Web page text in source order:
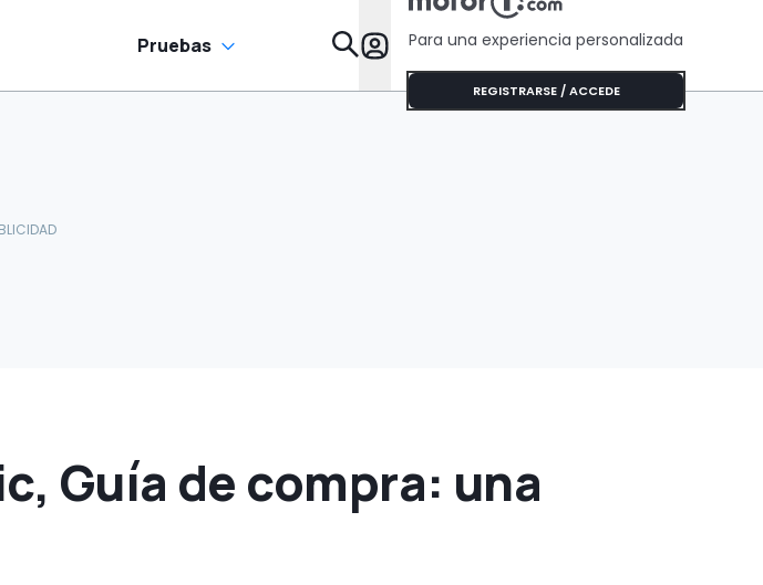
Pruebas Para una experiencia personalizada
REGISTRARSE / ACCEDE
Guía de compra: una